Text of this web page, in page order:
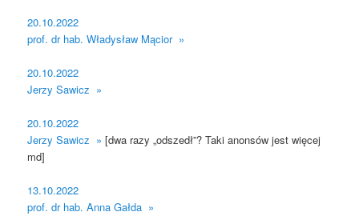
20.10.2022
prof. dr hab. Władysław Mącior »
20.10.2022
Jerzy Sawicz »
20.10.2022
Jerzy Sawicz » [dwa razy „odszedł”? Taki anonsów jest więcej
md]
13.10.2022
prof. dr hab. Anna Gałda »